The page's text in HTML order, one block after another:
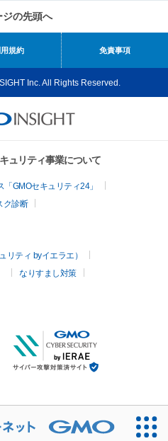
ジの先頭へ
規約 免責事項
Inc. All Rights Reserved.
ュリティ事業について
GMOセキュリティ24」
ク診断
リティ byイエラエ）
なりすまし対策